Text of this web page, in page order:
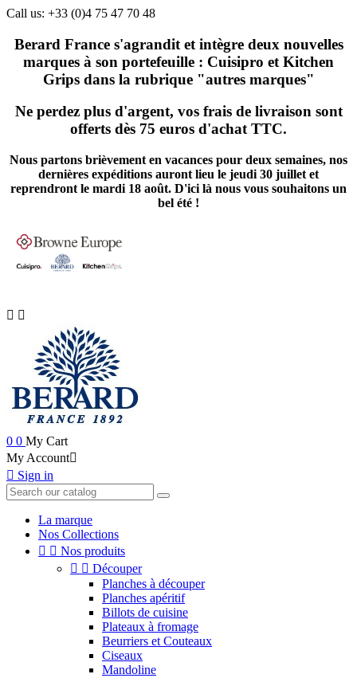
Call us: +33 (0)4 75 47 70 48
Berard France s'agrandit et intègre deux nouvelles
marques à son portefeuille : Cuisipro et Kitchen
Grips dans la rubrique "autres marques"
Ne perdez plus d'argent, vos frais de livraison sont
offerts dès 75 euros d'achat TTC.
Nous partons brièvement en vacances pour deux semaines, nos
dernières expéditions auront lieu le jeudi 30 juillet et
reprendront le mardi 18 août. D'ici là nous vous souhaitons un
bel été !
 
0 0 My Cart
My Account
 Sign in
La marque
Nos Collections
  Nos produits
  Découper
Planches à découper
Planches apéritif
Billots de cuisine
Plateaux à fromage
Beurriers et Couteaux
Ciseaux
Mandoline